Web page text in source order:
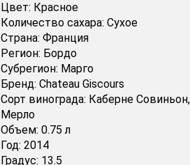
Цвет: Красное
Количество сахара: Сухое
Страна: Франция
Регион: Бордо
Субрегион: Марго
Бренд: Chateau Giscours
Сорт винограда: Каберне Совиньон,
Мерло
Объем: 0.75 л
Год: 2014
Градус: 13.5